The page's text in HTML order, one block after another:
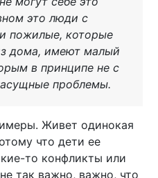
это люди с
пожилые, которые
дома, имеют малый
в принципе не с
проблемы.
Живет одинокая
что дети ее
то конфликты или
так важно, важно, что